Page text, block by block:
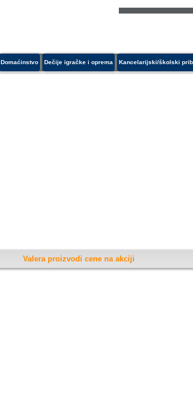
Domaćinstvo Dečije igračke i oprema Kancelarijski/školski
Valera proizvodi cene na akciji